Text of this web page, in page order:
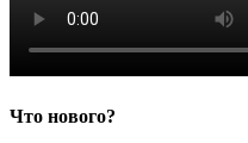
Что нового?